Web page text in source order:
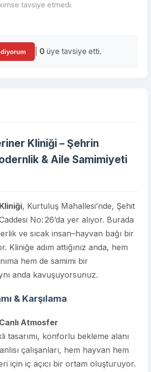
tavsiye etmedi.
0 üye tavsiye etti.
Kliniği – Şehrin
& Aile Samimiyeti
, Kurtuluş Mahallesi’nde, Şehit
No: 26’da yer alıyor. Burada
ve sıcak insan–hayvan bağı bir
Kliniğe adım attığınız anda, hem
hem de samimi bir
anda kavuşuyorsunuz.
& Karşılama
Atmosfer
tasarımı, konforlu bekleme alanı
çalışanları, hem hayvan hem
için iç açıcı bir ortam oluşturuyor.